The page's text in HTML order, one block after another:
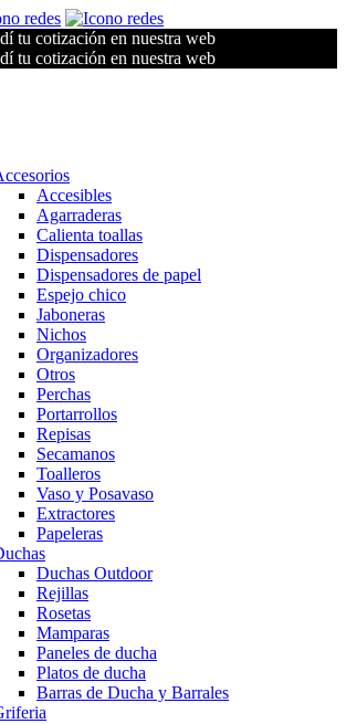
tu cotización en nuestra web
tu cotización en nuestra web
Accesibles
Agarraderas
Calienta toallas
Dispensadores
Dispensadores de papel
Espejo chico
Jaboneras
Nichos
Organizadores
Otros
Perchas
Portarrollos
Repisas
Secamanos
Toalleros
Vaso y Posavaso
Extractores
Papeleras
Duchas Outdoor
Rejillas
Rosetas
Mamparas
Paneles de ducha
Platos de ducha
Barras de Ducha y Barrales